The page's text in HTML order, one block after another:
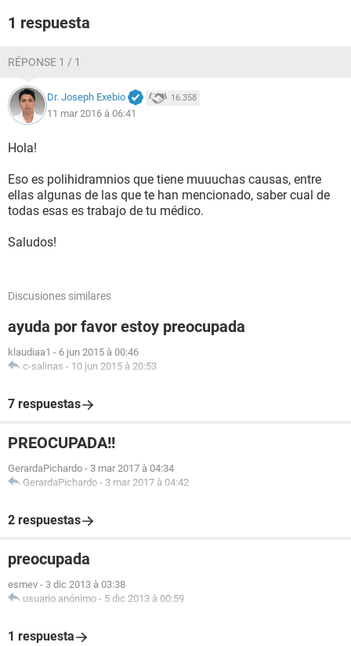
1 respuesta
RÉPONSE 1 / 1
Dr. Joseph Exebio 16.358
11 mar 2016 à 06:41
Hola!
Eso es polihidramnios que tiene muuuchas causas, entre
ellas algunas de las que te han mencionado, saber cual de
todas esas es trabajo de tu médico.
Saludos!
Discusiones similares
ayuda por favor estoy preocupada
klaudiaa1 - 6 jun 2015 à 00:46
c-salinas - 10 jun 2015 à 20:53
7 respuestas
PREOCUPADA!!
GerardaPichardo - 3 mar 2017 à 04:34
GerardaPichardo - 3 mar 2017 à 04:42
2 respuestas
preocupada
esmev - 3 dic 2013 à 03:38
usuario anónimo - 5 dic 2013 à 00:59
1 respuesta